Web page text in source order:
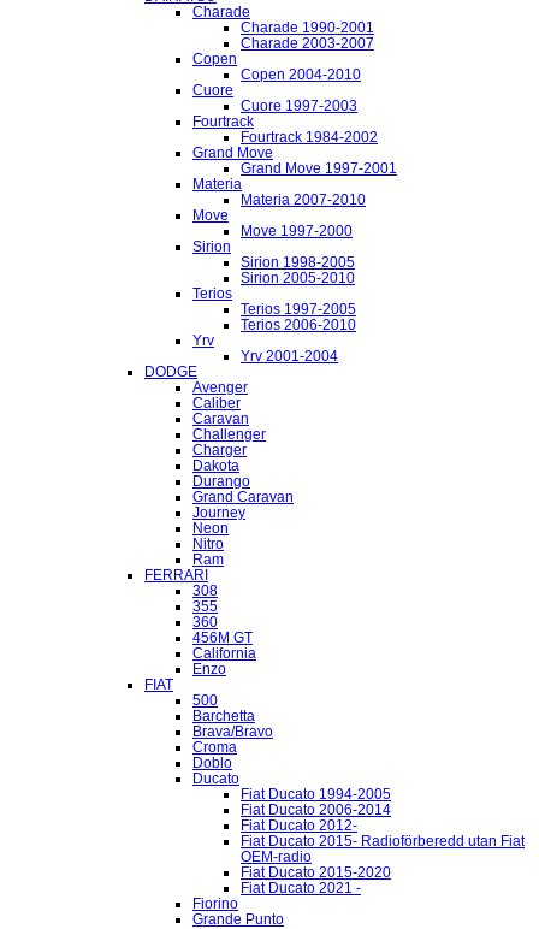
Charade
Charade 1990-2001
Charade 2003-2007
Copen
Copen 2004-2010
Cuore
Cuore 1997-2003
Fourtrack
Fourtrack 1984-2002
Grand Move
Grand Move 1997-2001
Materia
Materia 2007-2010
Move
Move 1997-2000
Sirion
Sirion 1998-2005
Sirion 2005-2010
Terios
Terios 1997-2005
Terios 2006-2010
Yrv
Yrv 2001-2004
DODGE
Avenger
Caliber
Caravan
Challenger
Charger
Dakota
Durango
Grand Caravan
Journey
Neon
Nitro
Ram
FERRARI
308
355
360
456M GT
California
Enzo
FIAT
500
Barchetta
Brava/Bravo
Croma
Doblo
Ducato
Fiat Ducato 1994-2005
Fiat Ducato 2006-2014
Fiat Ducato 2012-
Fiat Ducato 2015- Radioförberedd utan Fiat
OEM-radio
Fiat Ducato 2015-2020
Fiat Ducato 2021 -
Fiorino
Grande Punto